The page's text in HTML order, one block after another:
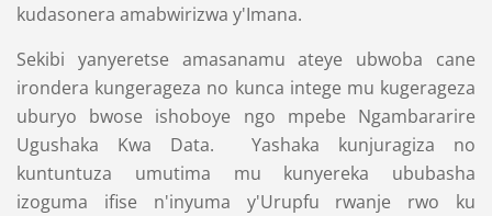
kudasonera amabwirizwa y'Imana.
Sekibi yanyeretse amasanamu ateye ubwoba cane
irondera kungerageza no kunca intege mu kugerageza
uburyo bwose ishoboye ngo mpebe Ngambararire
Ugushaka Kwa Data. Yashaka kunjuragiza no
kuntuntuza umutima mu kunyereka ububasha
izoguma ifise n'inyuma y'Urupfu rwanje rwo ku